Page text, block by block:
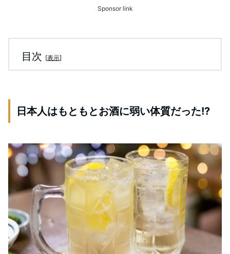
Sponsor link
目次 [表示]
日本人はもともとお酒に弱い体質だった!?